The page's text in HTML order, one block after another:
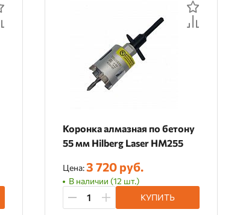
Коронка алмазная по бетону
55 мм Hilberg Laser HM255
Цена:3 720 руб.
В наличии (12 шт.)
КУПИТЬ